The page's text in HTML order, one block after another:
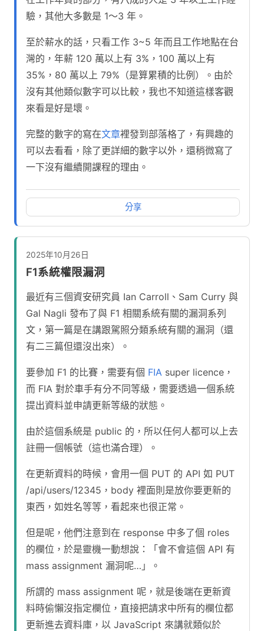
驗，其他大多數是 1～3 年。
至於薪水的話，只看工作 3~5 年而且工作地點在台
灣的，年薪 120 萬以上有 3%，100 萬以上有
35%，80 萬以上 79%（是算累積的比例）。由於
沒有其他類似數字可以比較，我也不知道這樣客觀
來看是好是壞。
完整的數字的寫在文章裡發到部落格了，有興趣的
可以去看看，除了更詳細的數字以外，還稍微寫了
一下沒有繼續開課程的理由。
分享
2025年10月26日
F1系統權限漏洞
最近有三個資安研究員 Ian Carroll、Sam Curry 與
Gal Nagli 發布了與 F1 相關系統有關的漏洞系列
文，第一篇是在講跟駕照分類系統有關的漏洞（還
有二三篇但還沒出來）。
要參加 F1 的比賽，需要有個 FIA super licence，
而 FIA 對於車手有分不同等級，需要透過一個系統
提出資料並申請更新等級的狀態。
由於這個系統是 public 的，所以任何人都可以上去
註冊一個帳號（這也滿合理）。
在更新資料的時候，會用一個 PUT 的 API 如 PUT
/api/users/12345，body 裡面則是放你要更新的
東西，如姓名等等，看起來也很正常。
但是呢，他們注意到在 response 中多了個 roles
的欄位，於是靈機一動想說：「會不會這個 API 有
mass assignment 漏洞呢…」。
所謂的 mass assignment 呢，就是後端在更新資
料時偷懶沒指定欄位，直接把請求中所有的欄位都
更新進去資料庫，以 JavaScript 來講就類似於